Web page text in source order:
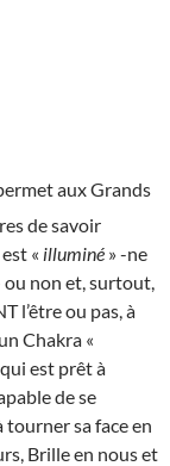
aux Grands
de savoir
« illuminé » -ne
ou non et, surtout,
l’être ou pas, à
Chakra «
qui est prêt à
de se
tourner sa face en
Brille en nous et